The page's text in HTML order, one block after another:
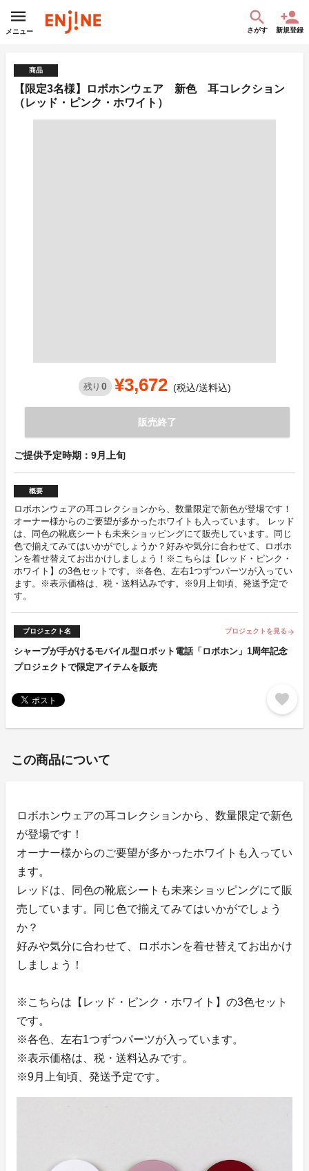
メニュー さがす 新規登録
商品
【限定3名様】ロボホンウェア 新色 耳コレクション
（レッド・ピンク・ホワイト）
残り 0 ¥3,672 (税込/送料込)
販売終了
ご提供予定時期：9月上旬
概要
ロボホンウェアの耳コレクションから、数量限定で新色が登場です！
オーナー様からのご要望が多かったホワイトも入っています。 レッド
は、同色の靴底シートも未来ショッピングにて販売しています。同じ
色で揃えてみてはいかがでしょうか？好みや気分に合わせて、ロボホ
ンを着せ替えてお出かけしましょう！※こちらは【レッド・ピンク・
ホワイト】の3色セットです。※各色、左右1つずつパーツが入ってい
ます。※表示価格は、税・送料込みです。※9月上旬頃、発送予定で
す。
プロジェクト名 プロジェクトを見る arrow_forward
シャープが手がけるモバイル型ロボット電話「ロボホン」1周年記念
プロジェクトで限定アイテムを販売
favorite
この商品について
ロボホンウェアの耳コレクションから、数量限定で新色
が登場です！
オーナー様からのご要望が多かったホワイトも入ってい
ます。
レッドは、同色の靴底シートも未来ショッピングにて販
売しています。同じ色で揃えてみてはいかがでしょう
か？
好みや気分に合わせて、ロボホンを着せ替えてお出かけ
しましょう！
※こちらは【レッド・ピンク・ホワイト】の3色セット
です。
※各色、左右1つずつパーツが入っています。
※表示価格は、税・送料込みです。
※9月上旬頃、発送予定です。